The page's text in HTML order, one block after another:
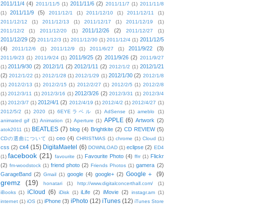
2011/11/4 (4) 2011/11/5 (1) 2011/11/6 (2) 2011/11/7 (1) 2011/11/8
(1)
2011/11/9 (5) 2011/12/1 (1) 2011/12/10 (1) 2011/12/11
(1)
2011/12/12
(1) 2011/12/13 (1) 2011/12/17 (1) 2011/12/19
(1)
2011/12/2
(1) 2011/12/20 (1) 2011/12/26 (2) 2011/12/27 (1)
2011/12/29 (2) 2011/12/3 (1) 2011/12/30 (1) 2011/12/4 (1) 2011/12/5
(4)
2011/12/6 (1) 2011/12/9 (1) 2011/6/27 (1) 2011/9/22 (3)
2011/9/23 (1) 2011/9/24 (1) 2011/9/25 (2) 2011/9/26 (2) 2011/9/27
(1) 2011/9/30 (2) 2012/1/1 (2) 2012/1/11 (2) 2012/1/2 (1) 2012/1/21
(2) 2012/1/22 (1) 2012/1/28 (1) 2012/1/29 (1) 2012/1/30 (2) 2012/1/8
(1) 2012/2/13 (1) 2012/2/15 (1) 2012/2/27 (1) 2012/2/5 (1) 2012/2/8
(1) 2012/3/11 (1) 2012/3/16 (1) 2012/3/26 (2) 2012/3/31 (1) 2012/3/4
(1) 2012/3/7 (1) 2012/4/1 (2) 2012/4/19 (1) 2012/4/2 (1) 2012/4/27 (1)
2012/5/2
(1) 2020 (1) 6EYEラベル (1) AdSense (1) ameblo
(1)
animated gif (1) Animation (1) Aperture (1) APPLE (6) Artwork (2)
atok2011 (1) BEATLES (7) blog (4) Brightkite (2) CD REVIEW (5)
CDの選曲について (1) ceo (4) CHRISTMAS (1) chrome (1) Cloud (1)
css (2) cx4 (15) DigitaMaetel (6) DOWNLOAD (1) eclipse (2) ED4
(1) facebook (21) favourite (1) Favourite Photo (4) ffrr (1) Flickr
(2) fm-woodstock (1) friend photo (2) Friends Photos (1) gamera (2)
GarageBand (2) Gmail (1) google (4) google+ (2) Google＋ (9)
gremz (19) honatari (1) http://www.digitalconcerthall.com/
(1)
iBooks (1) iCloud (6) iDisk (1) iLife (2) iMovie (2) instagr.am (1)
internet (1) iOS (1) iPhone (3) iPhoto (12) iTunes (12) iTunes Store